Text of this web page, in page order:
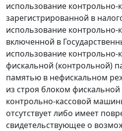
использование
зарегистрированной в
использование
включенной в
использование
фискальной (контрольной)
памятью в нефискальном
из строя блоком
контрольно-кассовой
отсутствует либо имеет
свидетельствующее о